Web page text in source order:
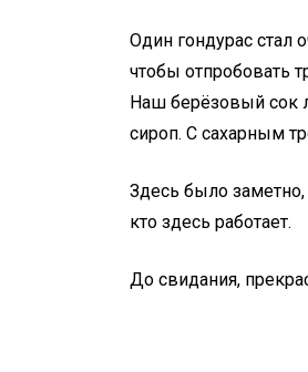
Один гондурас стал
чтобы отпробовать
Наш берёзовый сок
сироп. С сахарным
Здесь было заметно,
кто здесь работает.
До свидания,